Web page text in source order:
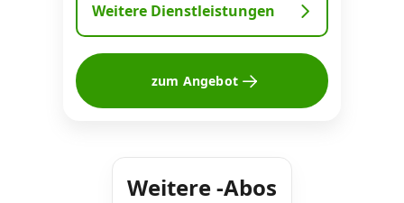
Weitere Dienstleistungen
zum Angebot
Weitere -Abos